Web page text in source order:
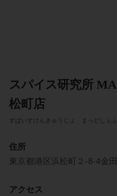
スパイス研究所
松町店
すぱいすけんきゅうじょ まっどしぇ
住所
東京都港区浜松町２-8-4金
アクセス